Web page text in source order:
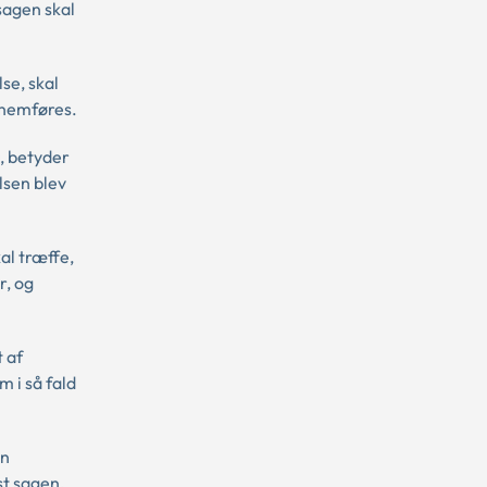
skal
skal
betyder
blev
træffe,
og
af
i så fald
sagen.